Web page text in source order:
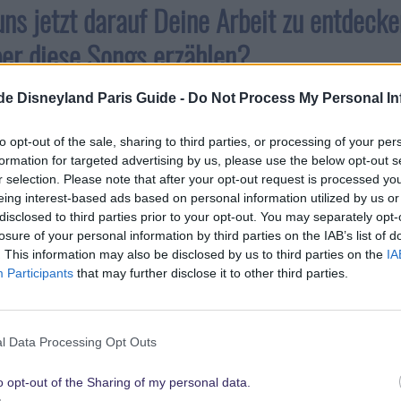
Disneyland Paris Guide - Do Not Process My Personal
opt-out of the sale, sharing to third parties, or processing of your
for targeted advertising by us, please use the below opt-out
selection. Please note that after your opt-out request is processed
interest-based ads based on personal information utilized by us
to third parties prior to your opt-out. You may separately
of your personal information by third parties on the IAB’s list of
This information may also be disclosed by us to third parties on the
Participants that may further disclose it to other third parties.
Data Processing Opt Outs
opt-out of the Sharing of my personal data.
jetzt darauf Deine Arbeit zu
diese Songs erzählen?
Welten kollidieren und vereinen sich.
mit einem eingängigen Popsong. Dann gesellen sich
deren Musikstil von modernem Pop inspiriert ist. Sie
Welt und möchte ihre Aufregung und Freude teilen,
ist. Kurz darauf kommt die Herzkönigin und ihr
aufwartet. Enttäuscht darüber, dass sie nicht der einzige
Bandwettstreit mit Alice und ihren Freunden. Erst am
ist.
werden aufgeführt?